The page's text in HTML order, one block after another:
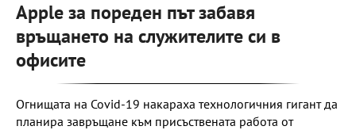
Apple за пореден път забавя
връщането на служителите си в
офисите
Огнищата на Covid-19 накараха технологичния гигант да
планира завръщане към присъствената работа от